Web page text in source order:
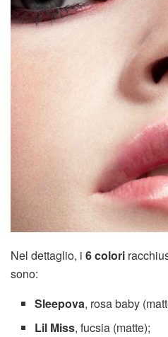
Nel dettaglio, i 6 colori
sono:
Sleepova, rosa baby
Lil Miss, fucsia (matte);